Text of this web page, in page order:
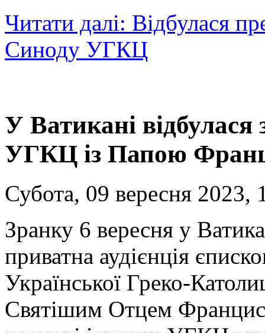
Читати далі: Відбулася
Синоду УГКЦ
У Ватикані відбулася
УГКЦ із Папою
Субота, 09 вересня 2023,
Зранку 6 вересня у
приватна аудієнція
Української Греко-
Святішим Отцем